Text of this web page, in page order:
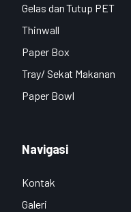
Gelas dan Tutup PET
Thinwall
Paper Box
Tray/ Sekat Makanan
Paper Bowl
Navigasi
Kontak
Galeri